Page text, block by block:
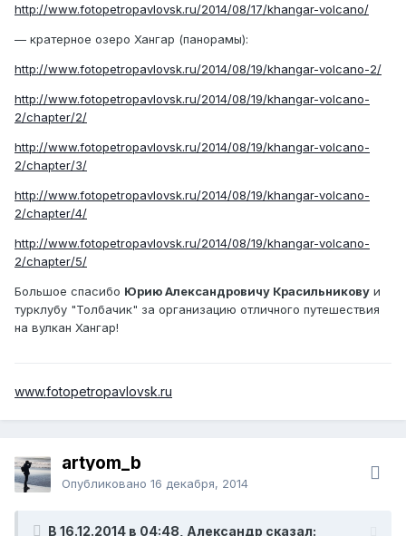
http://www.fotopetropavlovsk.ru/2014/08/17/khangar-volcano/
— кратерное озеро Хангар (панорамы):
http://www.fotopetropavlovsk.ru/2014/08/19/khangar-volcano-2/
http://www.fotopetropavlovsk.ru/2014/08/19/khangar-volcano-
2/chapter/2/
http://www.fotopetropavlovsk.ru/2014/08/19/khangar-volcano-
2/chapter/3/
http://www.fotopetropavlovsk.ru/2014/08/19/khangar-volcano-
2/chapter/4/
http://www.fotopetropavlovsk.ru/2014/08/19/khangar-volcano-
2/chapter/5/
Большое спасибо Юрию Александровичу Красильникову и
турклубу "Толбачик" за организацию отличного путешествия
на вулкан Хангар!
www.fotopetropavlovsk.ru
artyom_b
Опубликовано 16 декабря, 2014
В 16.12.2014 в 04:48, Александр сказал: